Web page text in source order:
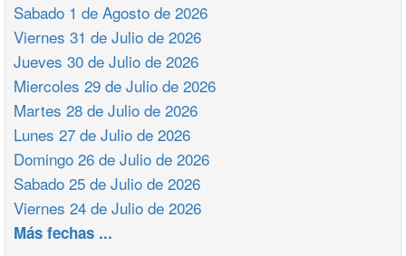
Sabado 1 de Agosto de 2026
Viernes 31 de Julio de 2026
Jueves 30 de Julio de 2026
Miercoles 29 de Julio de 2026
Martes 28 de Julio de 2026
Lunes 27 de Julio de 2026
Domingo 26 de Julio de 2026
Sabado 25 de Julio de 2026
Viernes 24 de Julio de 2026
Más fechas ...